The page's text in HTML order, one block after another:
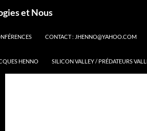
et Nous
CONTACT : JHENNO@YAHOO.COM
HENNO SILICON VALLEY / PRÉDATEURS